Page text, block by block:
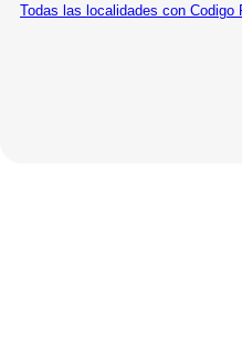
Todas las localidades con Codigo